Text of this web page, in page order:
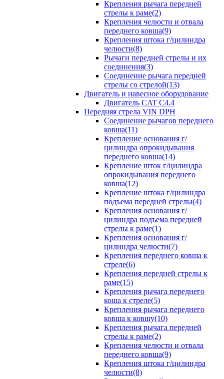
Крепления рычага передней
стрелы к раме(2)
Крепления челюсти и отвала
переднего ковша(9)
Крепления штока г/цилиндра
челюсти(8)
Рычаги передней стрелы и их
соединения(3)
Соединение рычага передней
стрелы со стрелой(13)
Двигатель и навесное оборудование
Двигатель CAT C4.4
Передняя стрела VIN DPH
Cоединение рычагов переднего
ковша(11)
Крепление основания г/
цилиндра опрокидывания
переднего ковша(14)
Крепление шток г/цилиндра
опрокидывания переднего
ковша(12)
Крепление штока г/цилиндра
подъема передней стрелы(4)
Крепления основания г/
цилиндра подъема передней
стрелы к раме(1)
Крепления основания г/
цилиндра челюсти(7)
Крепления переднего ковша к
стреле(6)
Крепления передней стрелы к
раме(15)
Крепления рычага переднего
коша к стреле(5)
Крепления рычага переднего
ковша к ковшу(10)
Крепления рычага передней
стрелы к раме(2)
Крепления челюсти и отвала
переднего ковша(9)
Крепления штока г/цилиндра
челюсти(8)